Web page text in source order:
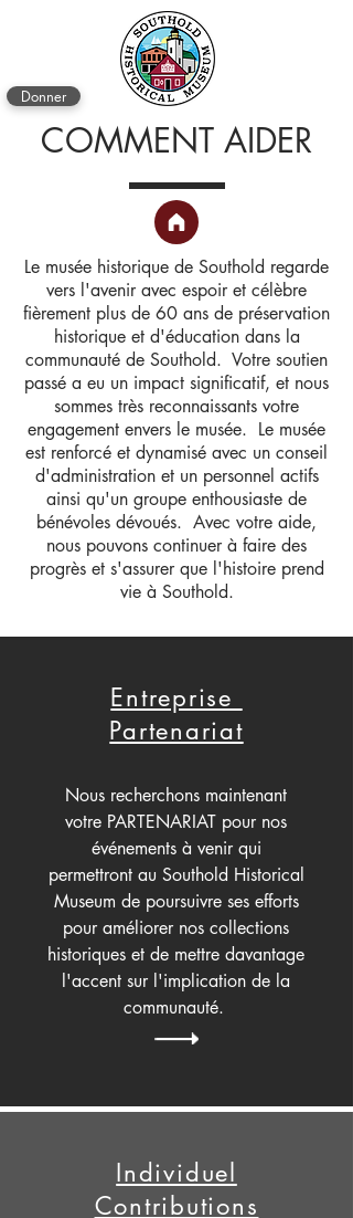
Donner
COMMENT AIDER
Le musée historique de Southold regarde
vers l'avenir avec espoir et célèbre
fièrement plus de 60 ans de préservation
historique et d'éducation dans la
communauté de Southold. Votre soutien
passé a eu un impact significatif, et nous
sommes très reconnaissants votre
engagement envers le musée. Le musée
est renforcé et dynamisé avec un conseil
d'administration et un personnel actifs
ainsi qu'un groupe enthousiaste de
bénévoles dévoués. Avec votre aide,
nous pouvons continuer à faire des
progrès et s'assurer que l'histoire prend
vie à Southold.
Entreprise
Partenariat
Nous recherchons maintenant
votre PARTENARIAT pour nos
événements à venir qui
permettront au Southold Historical
Museum de poursuivre ses efforts
pour améliorer nos collections
historiques et de mettre davantage
l'accent sur l'implication de la
communauté.
Individuel
Contributions